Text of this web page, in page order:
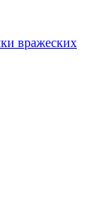
вражеских